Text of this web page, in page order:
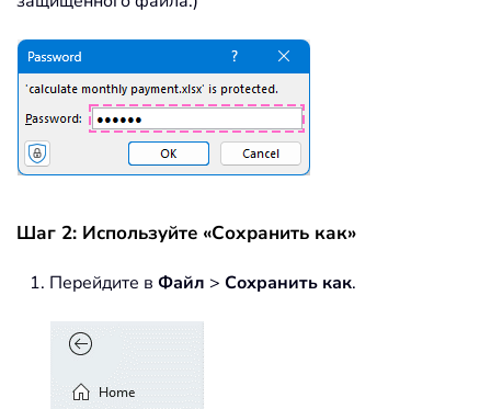
Шаг 2: Используйте «Сохранить как»
Перейдите в Файл > Сохранить как.